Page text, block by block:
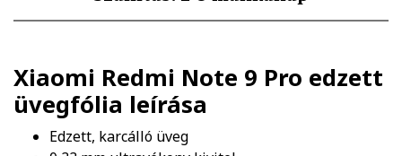
Xiaomi Redmi Note 9 Pro edzett
üvegfólia leírása
Edzett, karcálló üveg